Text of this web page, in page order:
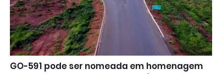
GO-591 pode ser nomeada em homenagem